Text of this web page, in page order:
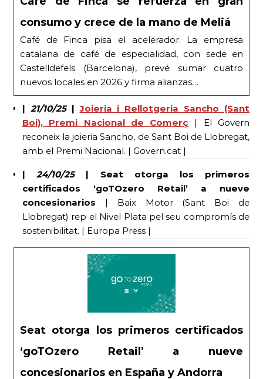
consumo y crece de la mano de Meliá
Café de Finca pisa el acelerador. La empresa
catalana de café de especialidad, con sede en
Castelldefels (Barcelona), prevé sumar cuatro
nuevos locales en 2026 y firma alianzas…
| 21/10/25| Joieria i Rellotgeria Sancho (Sant
Boi), Premi Nacional de Comerç | El Govern
reconeix la joieria Sancho, de Sant Boi de Llobregat,
amb el Premi Nacional. | Govern.cat |
|24/10/25| Seat otorga los primeros
certificados ‘goTOzero Retail’ a nueve
concesionarios | Baix Motor (Sant Boi de
Llobregat) rep el Nivel Plata pel seu compromís de
sostenibilitat. | Europa Press |
Seat otorga los primeros certificados
‘goTOzero Retail’ a nueve
concesionarios en España y Andorra